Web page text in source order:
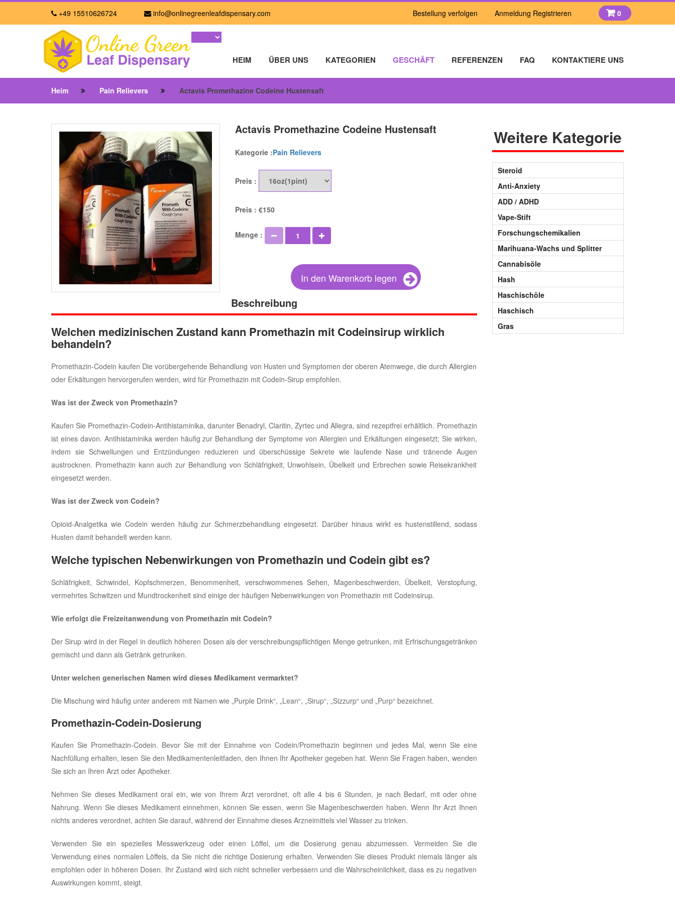
+49 15510626724 info@onlinegreenleafdispensary.com Bestellung verfolgen Anmeldung Registrieren 0
HEIM ÜBER UNS KATEGORIEN GESCHÄFT REFERENZEN FAQ KONTAKTIERE UNS
Heim Pain Relievers Actavis Promethazine Codeine Hustensaft
Actavis Promethazine Codeine Hustensaft
Kategorie :Pain Relievers
Preis :
Preis : €150
Menge :
In den Warenkorb legen
Beschreibung
Welchen medizinischen Zustand kann Promethazin mit Codeinsirup wirklich
behandeln?
Promethazin-Codein kaufen Die vorübergehende Behandlung von Husten und Symptomen der oberen Atemwege, die durch Allergien
oder Erkältungen hervorgerufen werden, wird für Promethazin mit Codein-Sirup empfohlen.
Was ist der Zweck von Promethazin?
Kaufen Sie Promethazin-Codein-Antihistaminika, darunter Benadryl, Claritin, Zyrtec und Allegra, sind rezeptfrei erhältlich. Promethazin
ist eines davon. Antihistaminika werden häufig zur Behandlung der Symptome von Allergien und Erkältungen eingesetzt; Sie wirken,
indem sie Schwellungen und Entzündungen reduzieren und überschüssige Sekrete wie laufende Nase und tränende Augen
austrocknen. Promethazin kann auch zur Behandlung von Schläfrigkeit, Unwohlsein, Übelkeit und Erbrechen sowie Reisekrankheit
eingesetzt werden.
Was ist der Zweck von Codein?
Opioid-Analgetika wie Codein werden häufig zur Schmerzbehandlung eingesetzt. Darüber hinaus wirkt es hustenstillend, sodass
Husten damit behandelt werden kann.
Welche typischen Nebenwirkungen von Promethazin und Codein gibt es?
Schläfrigkeit, Schwindel, Kopfschmerzen, Benommenheit, verschwommenes Sehen, Magenbeschwerden, Übelkeit, Verstopfung,
vermehrtes Schwitzen und Mundtrockenheit sind einige der häufigen Nebenwirkungen von Promethazin mit Codeinsirup.
Wie erfolgt die Freizeitanwendung von Promethazin mit Codein?
Der Sirup wird in der Regel in deutlich höheren Dosen als der verschreibungspflichtigen Menge getrunken, mit Erfrischungsgetränken
gemischt und dann als Getränk getrunken.
Unter welchen generischen Namen wird dieses Medikament vermarktet?
Die Mischung wird häufig unter anderem mit Namen wie „Purple Drink“, „Lean“, „Sirup“, „Sizzurp“ und „Purp“ bezeichnet.
Promethazin-Codein-Dosierung
Kaufen Sie Promethazin-Codein. Bevor Sie mit der Einnahme von Codein/Promethazin beginnen und jedes Mal, wenn Sie eine
Nachfüllung erhalten, lesen Sie den Medikamentenleitfaden, den Ihnen Ihr Apotheker gegeben hat. Wenn Sie Fragen haben, wenden
Sie sich an Ihren Arzt oder Apotheker.
Nehmen Sie dieses Medikament oral ein, wie von Ihrem Arzt verordnet, oft alle 4 bis 6 Stunden, je nach Bedarf, mit oder ohne
Nahrung. Wenn Sie dieses Medikament einnehmen, können Sie essen, wenn Sie Magenbeschwerden haben. Wenn Ihr Arzt Ihnen
nichts anderes verordnet, achten Sie darauf, während der Einnahme dieses Arzneimittels viel Wasser zu trinken.
Verwenden Sie ein spezielles Messwerkzeug oder einen Löffel, um die Dosierung genau abzumessen. Vermeiden Sie die
Verwendung eines normalen Löffels, da Sie nicht die richtige Dosierung erhalten. Verwenden Sie dieses Produkt niemals länger als
empfohlen oder in höheren Dosen. Ihr Zustand wird sich nicht schneller verbessern und die Wahrscheinlichkeit, dass es zu negativen
Auswirkungen kommt, steigt.
Weitere Kategorie
Steroid
Anti-Anxiety
ADD / ADHD
Vape-Stift
Forschungschemikalien
Marihuana-Wachs und Splitter
Cannabisöle
Hash
Haschischöle
Haschisch
Gras
×
Holen Sie sich sofort
5 % RABATT
auf alle Zahlungen per Bitcoin